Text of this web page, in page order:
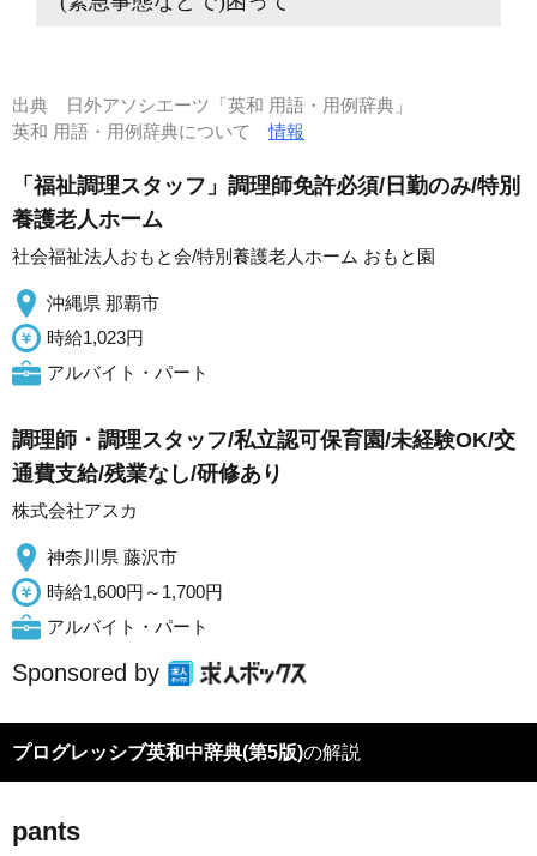
出典
日外アソシエーツ「英和 用語・用例辞典」
英和 用語・用例辞典について情報
「福祉調理スタッフ」調理師免許必須/日勤のみ/特別
養護老人ホーム
社会福祉法人おもと会/特別養護老人ホーム おもと園
沖縄県 那覇市
時給1,023円
アルバイト・パート
調理師・調理スタッフ/私立認可保育園/未経験OK/交
通費支給/残業なし/研修あり
株式会社アスカ
神奈川県 藤沢市
時給1,600円～1,700円
アルバイト・パート
Sponsored by
プログレッシブ英和中辞典(第5版)の解説
pants